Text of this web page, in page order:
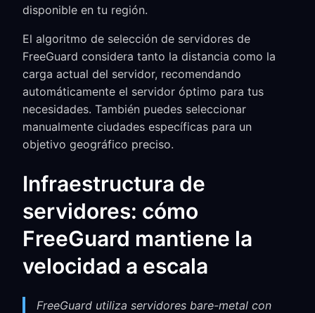
disponible en tu región.
El algoritmo de selección de servidores de
FreeGuard considera tanto la distancia como la
carga actual del servidor, recomendando
automáticamente el servidor óptimo para tus
necesidades. También puedes seleccionar
manualmente ciudades específicas para un
objetivo geográfico preciso.
Infraestructura de
servidores: cómo
FreeGuard mantiene la
velocidad a escala
FreeGuard utiliza servidores bare-metal con